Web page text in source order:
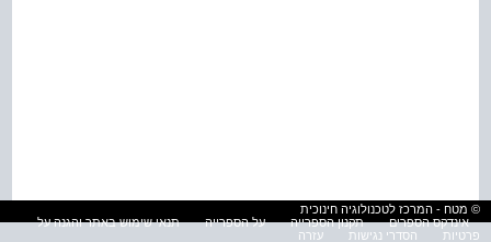
© מטח - המרכז לטכנולוגיה חינוכית
אינדקס הספרים
תקנון הספרייה על הספרייה
תנאי שימוש באתר והגנה על
פרטיות
הסדרי נגישות עזרה